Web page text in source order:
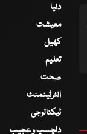
دنیا
معیشت
کھیل
تعلیم
صحت
انٹرٹینمنٹ
ٹیکنالوجی
دلچسپ و عجیب